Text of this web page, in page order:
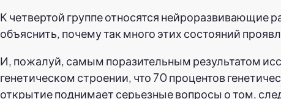
К четвертой группе относятся нейроразвивающие
объяснить, почему так много этих состояний
И, пожалуй, самым поразительным результатом
генетическом строении, что 70 процентов
открытие поднимает серьезные вопросы о том,